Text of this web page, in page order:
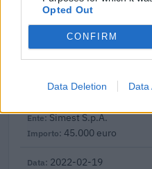
Opted Out
CONFIRM
Data Deletion Data
agenzia delle entrate
17.406 euro
2022-06-30
international activities and
Simest S.p.A.
45.000 euro
2022-02-19